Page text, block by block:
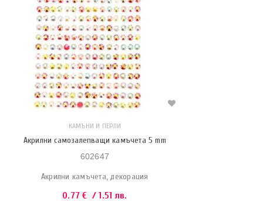
КАМЪНИ И ПЕРЛИ
Акрилни самозалепващи камъчета 5 mm
602647
Акрилни камъчета, декорация
0.77€ / 1.51 лв.